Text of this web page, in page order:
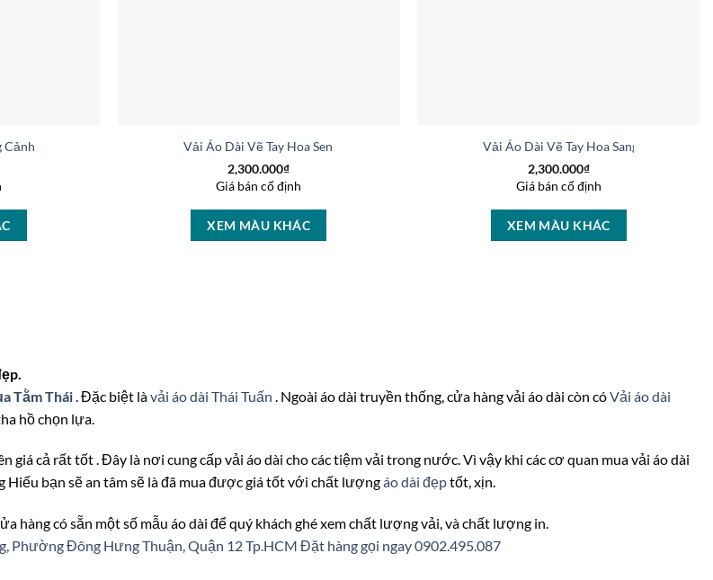
Vừa Ra AD V51607
Vải Áo Dài Vẽ Tay Hoa Sen Thiết Kế 2025 AD V51027
2,300.000₫
Giá bán cố định
XEM MÀU KHÁC
Vải Áo Dài Vẽ Tay Hoa Sang Trọng Sang
2,300.000₫
Giá bán cố định
XEM MÀU KHÁC
Tằm Thái . Đặc biệt làvải áo dài Thái Tuấn . Ngoài áo dài truyền thống, cửa hàng vải áo dài còn cóVải áo dài
hồ chọn lựa.
giá cả rất tốt . Đây là nơi cung cấp vải áo dài cho các tiệm vải trong nước. Vì vậy khi các cơ quan mua vải áo dài
Hiếu bạn sẽ an tâm sẽ là đã mua được giá tốt với chất lượngáo dài đẹptốt, xịn.
hàng có sẵn một số mẫu áo dài để quý khách ghé xem chất lượng vải, và chất lượng in.
Phường Đông Hưng Thuận, Quận 12 Tp.HCM Đặt hàng gọi ngay 0902.495.087